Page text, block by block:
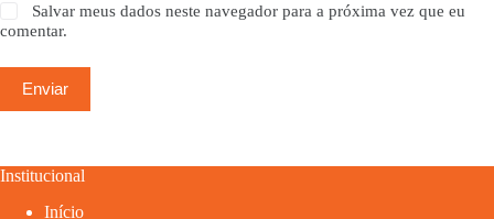
Salvar meus dados neste navegador para a próxima vez que eu
comentar.
Enviar
Institucional
Início